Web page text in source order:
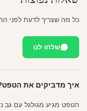
כל מה שצריך לדעת לפני
שלחו לנו
איך מדביקים את
הטפט מגיע מגולגל עם גב